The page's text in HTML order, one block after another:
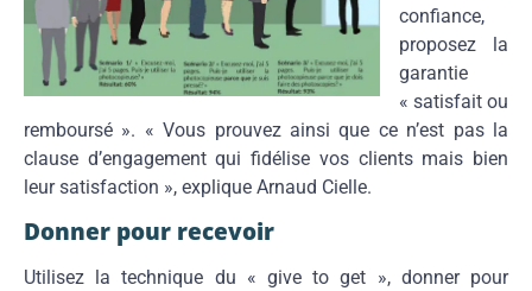
confiance,
proposez la
garantie
« satisfait ou
remboursé ». « Vous prouvez ainsi que ce n’est pas la
clause d’engagement qui fidélise vos clients mais bien
leur satisfaction », explique Arnaud Cielle.
Donner pour recevoir
Utilisez la technique du « give to get », donner pour